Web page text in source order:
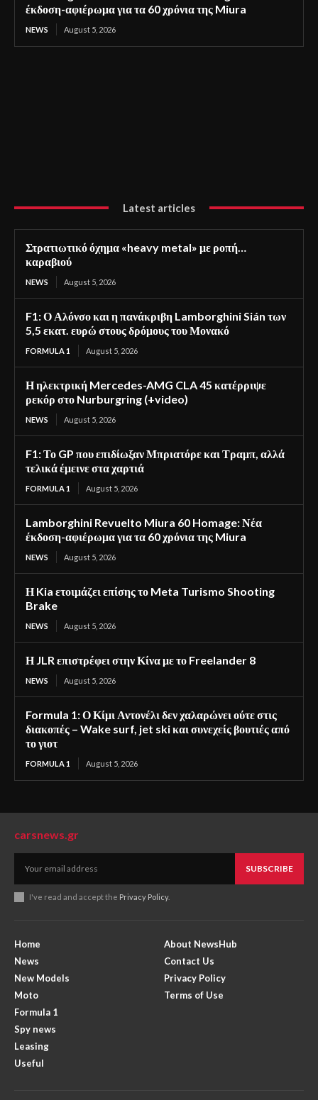
έκδοση-αφιέρωμα για τα 60 χρόνια της Miura
NEWS August 5, 2026
Latest articles
Στρατιωτικό όχημα «heavy metal» με ροπή…
καραβιού
NEWS August 5, 2026
F1: Ο Αλόνσο και η πανάκριβη Lamborghini Sián των
5,5 εκατ. ευρώ στους δρόμους του Μονακό
FORMULA 1 August 5, 2026
Η ηλεκτρική Mercedes-AMG CLA 45 κατέρριψε
ρεκόρ στο Nurburgring (+video)
NEWS August 5, 2026
F1: Το GP που επιδίωξαν Μπριατόρε και Τραμπ, αλλά
τελικά έμεινε στα χαρτιά
FORMULA 1 August 5, 2026
Lamborghini Revuelto Miura 60 Homage: Νέα
έκδοση-αφιέρωμα για τα 60 χρόνια της Miura
NEWS August 5, 2026
Η Kia ετοιμάζει επίσης το Meta Turismo Shooting
Brake
NEWS August 5, 2026
Η JLR επιστρέφει στην Κίνα με το Freelander 8
NEWS August 5, 2026
Formula 1: Ο Κίμι Αντονέλι δεν χαλαρώνει ούτε στις
διακοπές – Wake surf, jet ski και συνεχείς βουτιές από
το γιοτ
FORMULA 1 August 5, 2026
carsnews.gr
SUBSCRIBE
I've read and accept the Privacy Policy.
Home
News
New Models
Moto
Formula 1
Spy news
Leasing
Useful
About NewsHub
Contact Us
Privacy Policy
Terms of Use